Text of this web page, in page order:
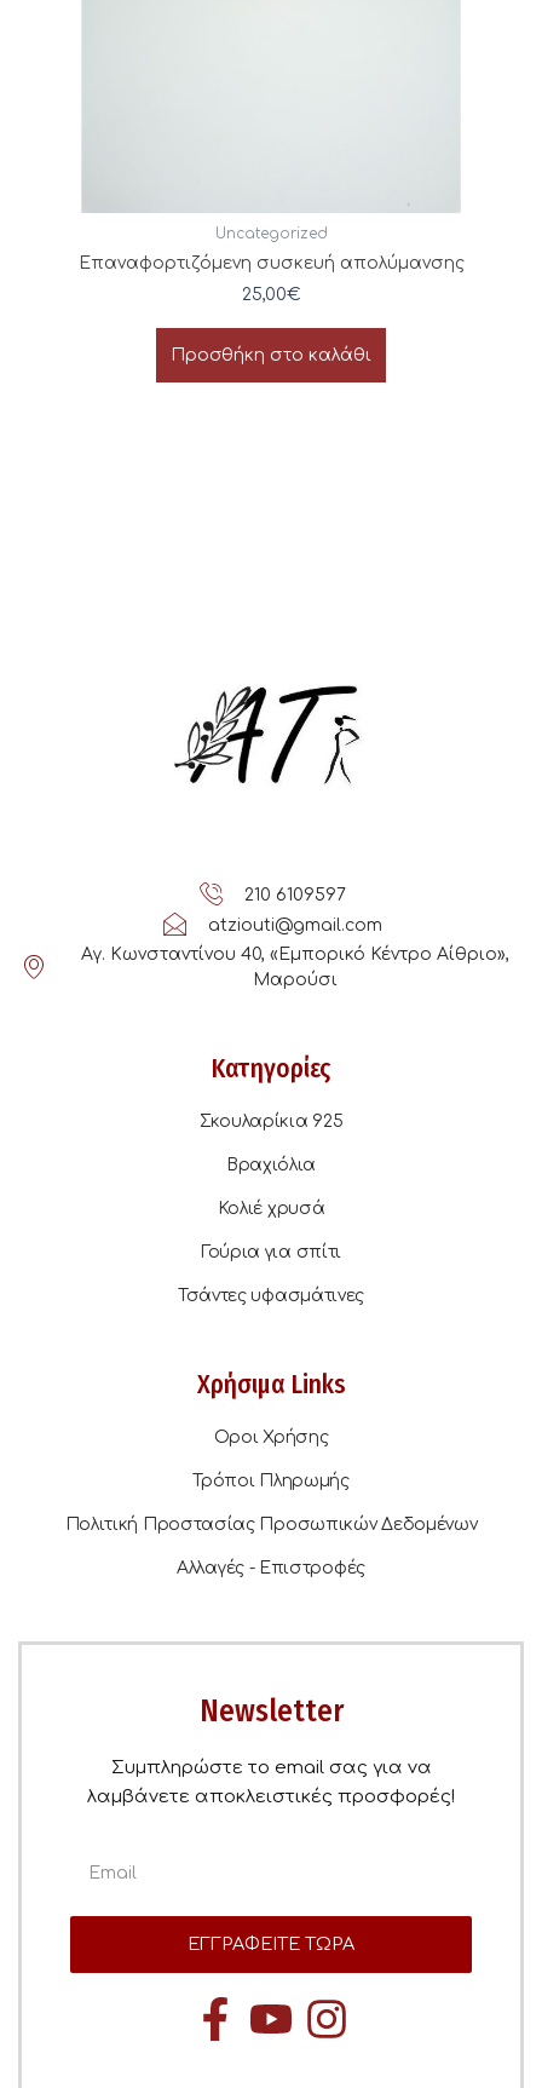
Uncategorized
Επαναφορτιζόμενη συσκευή απολύμανσης
25,00€
Προσθήκη στο καλάθι
210 6109597
atziouti@gmail.com
Αγ. Κωνσταντίνου 40, «Εμπορικό Κέντρο Αίθριο»,
Μαρούσι
Κατηγορίες
Σκουλαρίκια 925
Βραχιόλια
Κολιέ χρυσά
Γούρια για σπίτι
Τσάντες υφασμάτινες
Χρήσιμα Links
Οροι Χρήσης
Τρόποι Πληρωμής
Πολιτική Προστασίας Προσωπικών Δεδομένων
Αλλαγές - Επιστροφές
Newsletter
Συμπληρώστε το email σας για να
λαμβάνετε αποκλειστικές προσφορές!
ΕΓΓΡΑΦΕΙΤΕ ΤΩΡΑ